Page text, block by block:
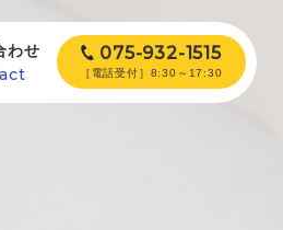
わせ 075-932-1515
［電話受付］8:30～17:30